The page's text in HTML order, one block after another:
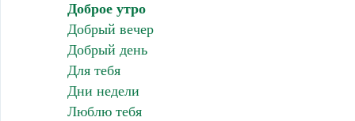
Доброе утро
Добрый вечер
Добрый день
Для тебя
Дни недели
Люблю тебя